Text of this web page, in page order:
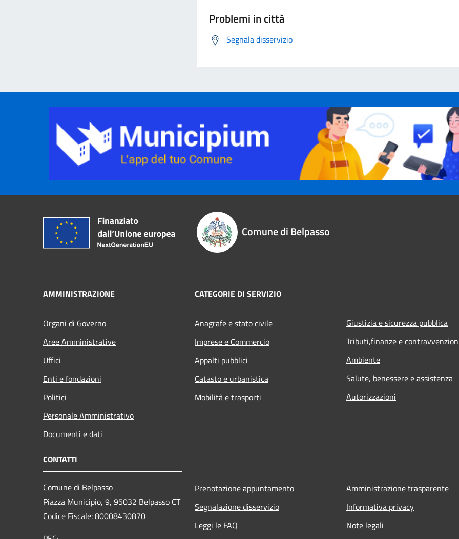
Problemi in città
Segnala disservizio
Comune di Belpasso
AMMINISTRAZIONE
Organi di Governo
Aree Amministrative
Uffici
Enti e fondazioni
Politici
Personale Amministrativo
Documenti e dati
CATEGORIE DI SERVIZIO
Anagrafe e stato civile
Imprese e Commercio
Appalti pubblici
Catasto e urbanistica
Mobilità e trasporti
Giustizia e sicurezza pubblica
Tributi,finanze e
Ambiente
Salute, benessere e assistenza
Autorizzazioni
CONTATTI
Comune di Belpasso
Piazza Municipio, 9, 95032 Belpasso CT
Codice Fiscale: 80008430870
Prenotazione appuntamento
Segnalazione disservizio
Leggi le FAQ
Amministrazione trasparente
Informativa privacy
Note legali